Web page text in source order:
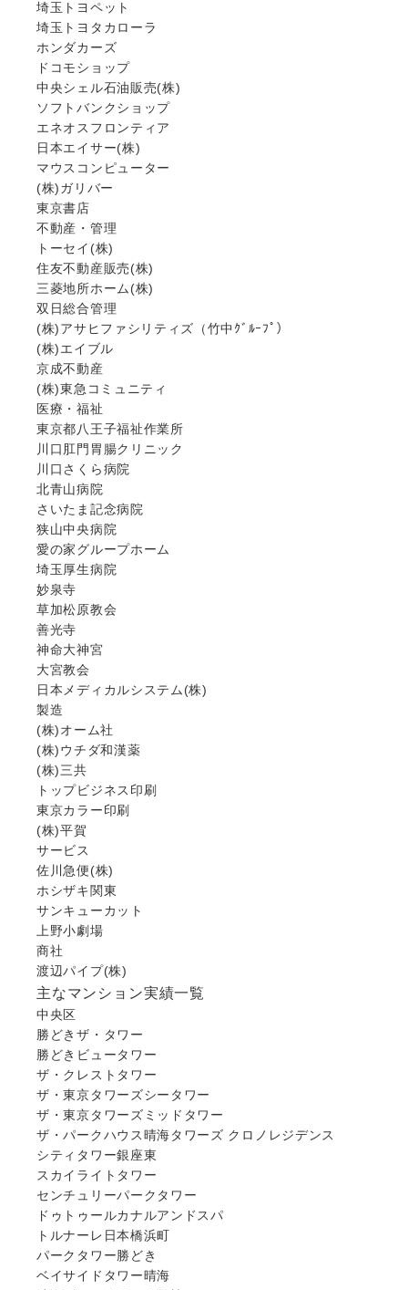
埼玉トヨペット
埼玉トヨタカローラ
ホンダカーズ
ドコモショップ
中央シェル石油販売(株)
ソフトバンクショップ
エネオスフロンティア
日本エイサー(株)
マウスコンピューター
(株)ガリバー
東京書店
不動産・管理
トーセイ(株)
住友不動産販売(株)
三菱地所ホーム(株)
双日総合管理
(株)アサヒファシリティズ（竹中ｸﾞﾙｰﾌﾟ）
(株)エイブル
京成不動産
(株)東急コミュニティ
医療・福祉
東京都八王子福祉作業所
川口肛門胃腸クリニック
川口さくら病院
北青山病院
さいたま記念病院
狭山中央病院
愛の家グループホーム
埼玉厚生病院
妙泉寺
草加松原教会
善光寺
神命大神宮
大宮教会
日本メディカルシステム(株)
製造
(株)オーム社
(株)ウチダ和漢薬
(株)三共
トップビジネス印刷
東京カラー印刷
(株)平賀
サービス
佐川急便(株)
ホシザキ関東
サンキューカット
上野小劇場
商社
渡辺パイプ(株)
主なマンション実績一覧
中央区
勝どきザ・タワー
勝どきビュータワー
ザ・クレストタワー
ザ・東京タワーズシータワー
ザ・東京タワーズミッドタワー
ザ・パークハウス晴海タワーズ クロノレジデンス
シティタワー銀座東
スカイライトタワー
センチュリーパークタワー
ドゥトゥールカナルアンドスパ
トルナーレ日本橋浜町
パークタワー勝どき
ベイサイドタワー晴海